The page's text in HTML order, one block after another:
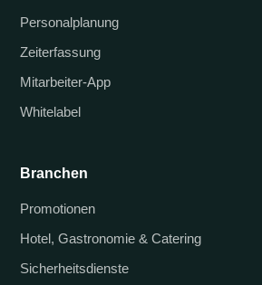
Personalplanung
Zeiterfassung
Mitarbeiter-App
Whitelabel
Branchen
Promotionen
Hotel, Gastronomie & Catering
Sicherheitsdienste